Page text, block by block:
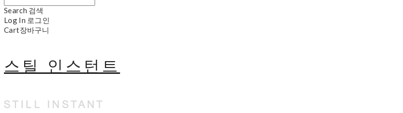
Search 검색
Log In 로그인
Cart장바구니
스틸 인스턴트